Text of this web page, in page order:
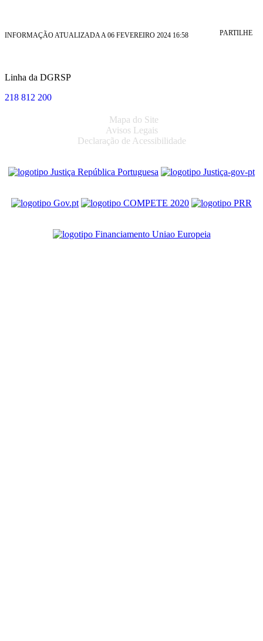
INFORMAÇÃO ATUALIZADA A 06 FEVEREIRO 2024 16:58 PARTILHE
Linha da DGRSP
218 812 200
Mapa do Site
Avisos Legais
Declaração de Acessibilidade